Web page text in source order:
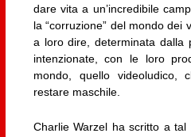
dare vita a un’incredibile
la “corruzione” del mondo dei
a loro dire, determinata dalla
intenzionate, con le loro
mondo, quello videoludico,
restare maschile.
Charlie Warzel ha scritto a